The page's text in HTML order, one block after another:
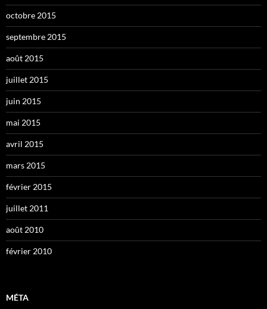
octobre 2015
septembre 2015
août 2015
juillet 2015
juin 2015
mai 2015
avril 2015
mars 2015
février 2015
juillet 2011
août 2010
février 2010
MÉTA